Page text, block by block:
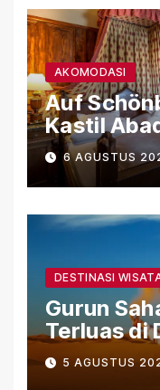
AKOMODASI
Auf
Kastil
Tepi
6 AGUSTUS
DESTINASI
Gurun
Terluas di
Sejarah
5 AGUSTUS